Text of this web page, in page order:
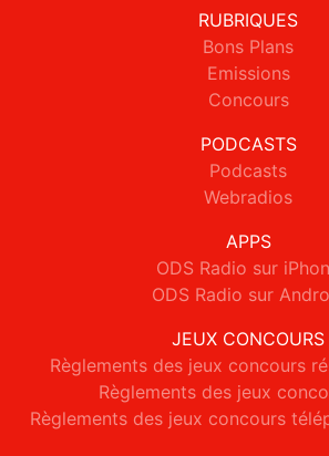
RUBRIQUES
Bons Plans
Emissions
Concours
PODCASTS
Podcasts
Webradios
APPS
ODS Radio sur
ODS Radio sur
JEUX CONCOURS
Règlements des jeux concours
Règlements des jeux
Règlements des jeux concours